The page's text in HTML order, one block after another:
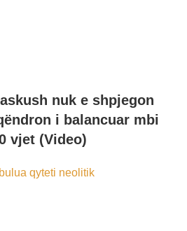
nuk e shpjegon
i balancuar mbi
vjet (Video)